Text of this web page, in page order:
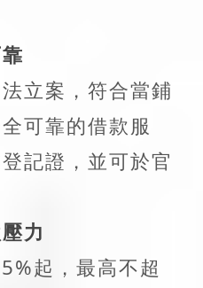
立案，符合當鋪
可靠的借款服
記證，並可於官
力
起，最高不超